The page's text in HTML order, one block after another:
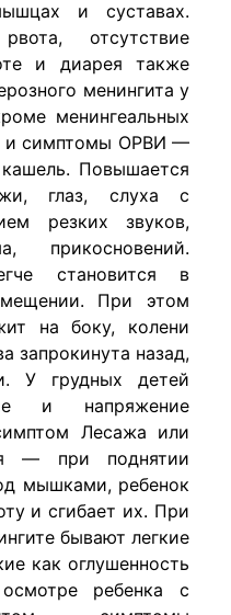
и суставах.
отсутствие
и диарея также
менингита у
менингеальных
и симптомы ОРВИ —
Повышается
глаз, слуха с
резких звуков,
прикосновений.
становится в
При этом
на боку, колени
запрокинута назад,
У грудных детей
и напряжение
Лесажа или
— при поднятии
мышками, ребенок
и сгибает их. При
бывают легкие
как оглушенность
ребенка с